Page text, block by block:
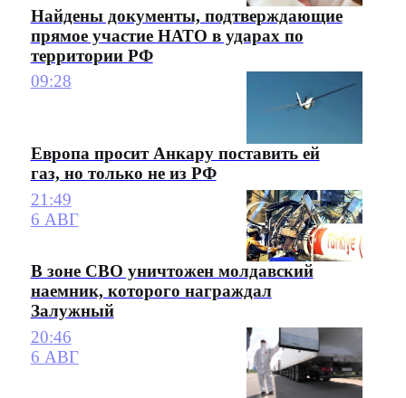
Найдены документы, подтверждающие
прямое участие НАТО в ударах по
территории РФ
09:28
Европа просит Анкару поставить ей
газ, но только не из РФ
21:49
6 АВГ
В зоне СВО уничтожен молдавский
наемник, которого награждал
Залужный
20:46
6 АВГ